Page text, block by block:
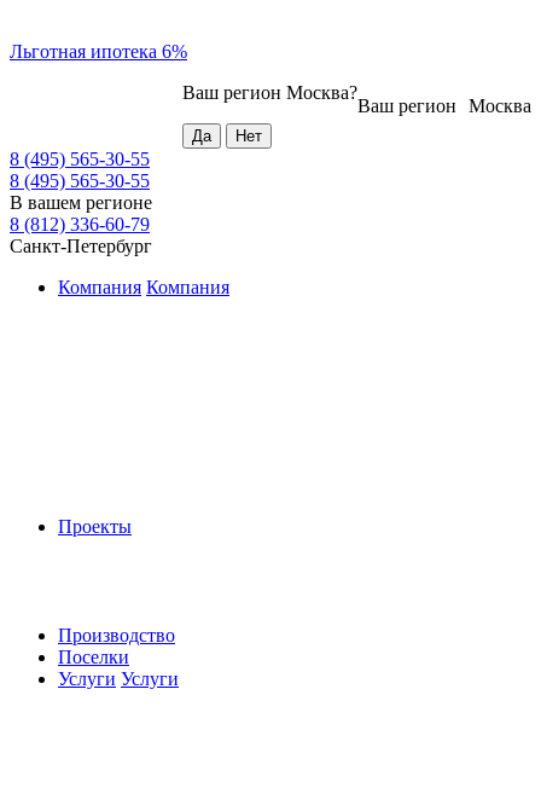
Льготная ипотека 6%
Москва
Ваш регион
Ваш регион Москва?
8 (495) 565-30-55
8 (495) 565-30-55
В вашем регионе
8 (812) 336-60-79
Санкт-Петербург
Компания Компания
Проекты
Производство
Поселки
Услуги Услуги